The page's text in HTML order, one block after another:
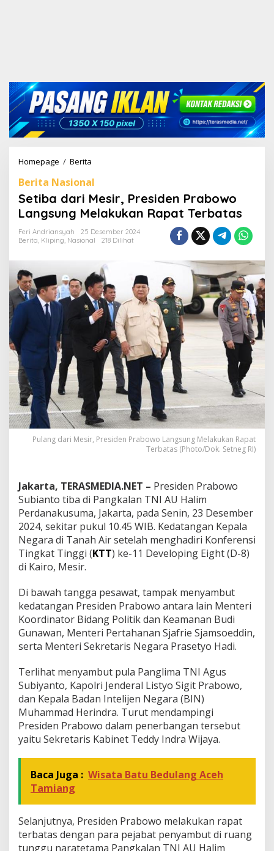
Homepage / Berita
t
i
b
a
d
a
M
e
s
i
r
,
r
d
n
P
r
w
o
L
a
n
g
s
u
M
e
l
a
k
u
a
n
R
a
p
a
t
T
e
b
s
Berita Nasional
Setiba dari Mesir, Presiden Prabowo
Langsung Melakukan Rapat Terbatas
Feri Andriansyah
25 Desember 2024
Berita, Kliping, Nasional 218 Dilihat
Pulang dari Mesir, Presiden Prabowo Langsung Melakukan Rapat
Terbatas (Photo/Dok. Setneg RI)
Jakarta, TERASMEDIA.NET – Presiden Prabowo
Subianto tiba di Pangkalan TNI AU Halim
Perdanakusuma, Jakarta, pada Senin, 23 Desember
2024, sekitar pukul 10.45 WIB. Kedatangan Kepala
Negara di Tanah Air setelah menghadiri Konferensi
Tingkat Tinggi (KTT) ke-11 Developing Eight (D-8)
di Kairo, Mesir.
Di bawah tangga pesawat, tampak menyambut
kedatangan Presiden Prabowo antara lain Menteri
Koordinator Bidang Politik dan Keamanan Budi
Gunawan, Menteri Pertahanan Sjafrie Sjamsoeddin,
serta Menteri Sekretaris Negara Prasetyo Hadi.
Terlihat menyambut pula Panglima TNI Agus
Subiyanto, Kapolri Jenderal Listyo Sigit Prabowo,
dan Kepala Badan Intelijen Negara (BIN)
Muhammad Herindra. Turut mendampingi
Presiden Prabowo dalam penerbangan tersebut
yaitu Sekretaris Kabinet Teddy Indra Wijaya.
Baca Juga : Wisata Batu Bedulang Aceh
Tamiang
Selanjutnya, Presiden Prabowo melakukan rapat
terbatas dengan para pejabat penyambut di ruang
tunggu naratetama Pangkalan TNI AU Halim